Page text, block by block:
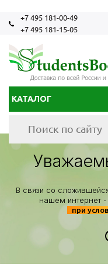
+7 495 181-00-49
+7 495 181-15-05
КАТАЛОГ
В связи со
нашем интернет -
при